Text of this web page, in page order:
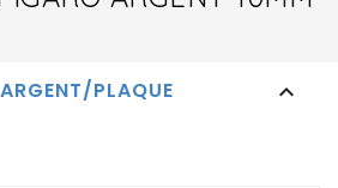
PLAQUE 